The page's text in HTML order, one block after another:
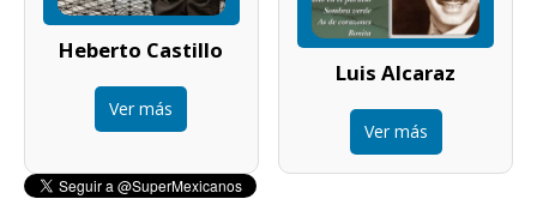
Heberto Castillo
Ver más
Luis Alcaraz
Ver más